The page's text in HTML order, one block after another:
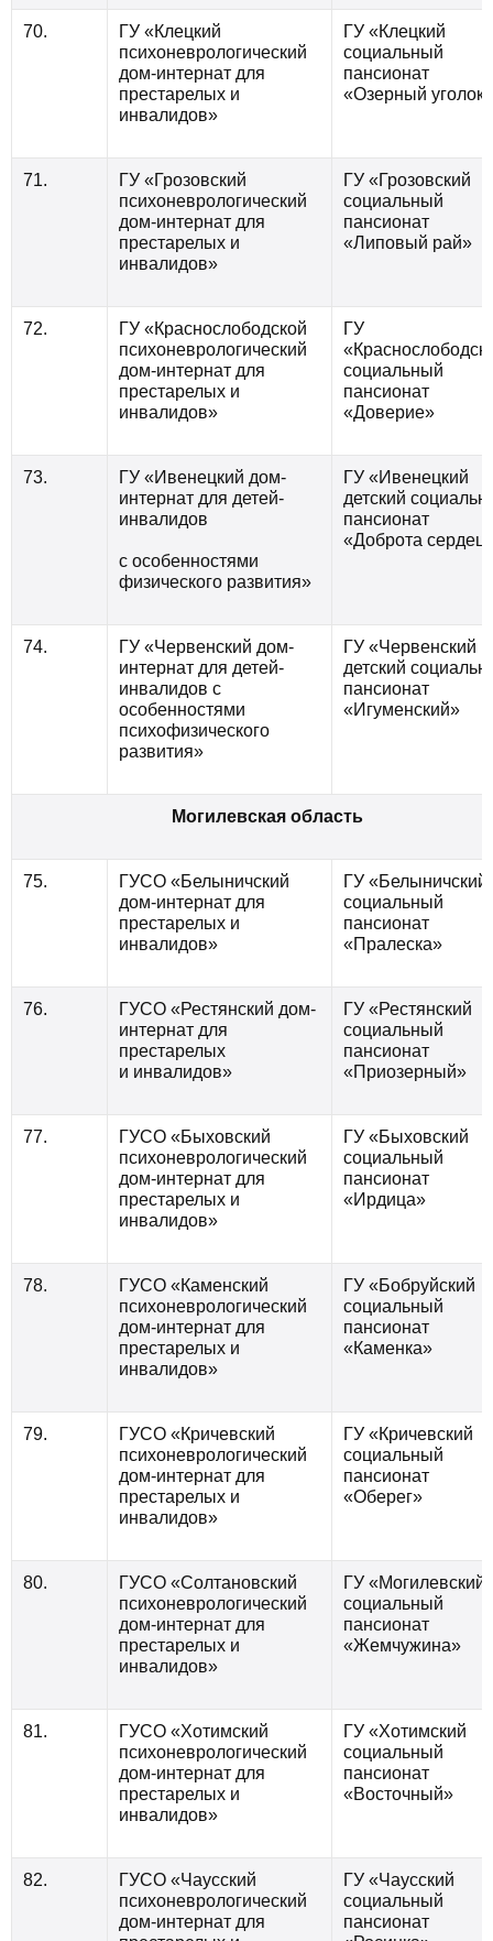
70.
ГУ «Клецкий
психоневрологический
дом-интернат для
престарелых и
инвалидов»
ГУ «Клецкий
социальный
пансионат
«Озерный уголок»
71.
ГУ «Грозовский
психоневрологический
дом-интернат для
престарелых и
инвалидов»
ГУ «Грозовский
социальный
пансионат
«Липовый рай»
72.
ГУ «Краснослободской
психоневрологический
дом-интернат для
престарелых и
инвалидов»
ГУ
социальный
пансионат
«Доверие»
73.
ГУ «Ивенецкий дом-
интернат для детей-
инвалидов
с особенностями
физического развития»
ГУ «Ивенецкий
детский
пансионат
«Доброта
74.
ГУ «Червенский дом-
интернат для детей-
инвалидов с
особенностями
психофизического
развития»
ГУ «Червенский
детский
пансионат
«Игуменский»
Могилевская область
75.
ГУСО «Белыничский
дом-интернат для
престарелых и
инвалидов»
ГУ «Белыничский
социальный
пансионат
«Пралеска»
76.
ГУСО «Рестянский дом-
интернат для
престарелых
и инвалидов»
ГУ «Рестянский
социальный
пансионат
«Приозерный»
77.
ГУСО «Быховский
психоневрологический
дом-интернат для
престарелых и
инвалидов»
ГУ «Быховский
социальный
пансионат
«Ирдица»
78.
ГУСО «Каменский
психоневрологический
дом-интернат для
престарелых и
инвалидов»
ГУ «Бобруйский
социальный
пансионат
«Каменка»
79.
ГУСО «Кричевский
психоневрологический
дом-интернат для
престарелых и
инвалидов»
ГУ «Кричевский
социальный
пансионат
«Оберег»
80.
ГУСО «Солтановский
психоневрологический
дом-интернат для
престарелых и
инвалидов»
ГУ «Могилевский
социальный
пансионат
«Жемчужина»
81.
ГУСО «Хотимский
психоневрологический
дом-интернат для
престарелых и
инвалидов»
ГУ «Хотимский
социальный
пансионат
«Восточный»
82.
ГУСО «Чаусский
психоневрологический
дом-интернат для
ГУ «Чаусский
социальный
пансионат